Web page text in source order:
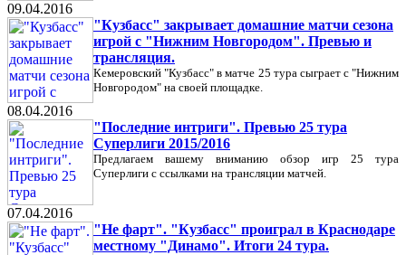
09.04.2016
"Кузбасс" закрывает домашние матчи сезона
игрой с "Нижним Новгородом". Превью и
трансляция.
Кемеровский "Кузбасс" в матче 25 тура сыграет с "Нижним
Новгородом" на своей площадке.
08.04.2016
"Последние интриги". Превью 25 тура
Суперлиги 2015/2016
Предлагаем вашему вниманию обзор игр 25 тура
Суперлиги с ссылками на трансляции матчей.
07.04.2016
"Не фарт". "Кузбасс" проиграл в Краснодаре
местному "Динамо". Итоги 24 тура.